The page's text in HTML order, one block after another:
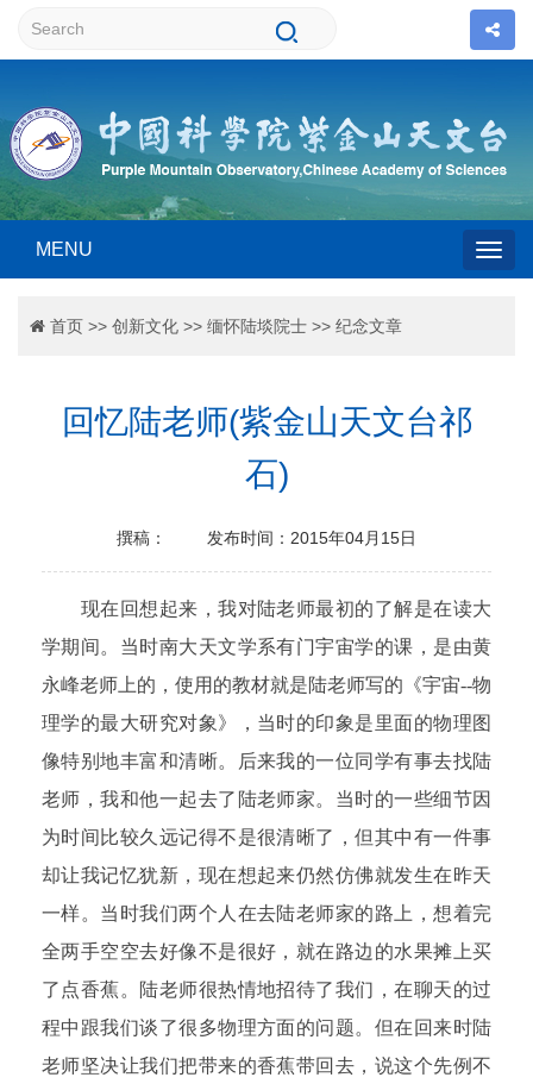
MENU
首页 >> 创新文化 >> 缅怀陆埮院士 >> 纪念文章
回忆陆老师(紫金山天文台祁
石)
撰稿： 发布时间：2015年04月15日
现在回想起来，我对陆老师最初的了解是在读大
学期间。当时南大天文学系有门宇宙学的课，是由黄
永峰老师上的，使用的教材就是陆老师写的《宇宙--物
理学的最大研究对象》，当时的印象是里面的物理图
像特别地丰富和清晰。后来我的一位同学有事去找陆
老师，我和他一起去了陆老师家。当时的一些细节因
为时间比较久远记得不是很清晰了，但其中有一件事
却让我记忆犹新，现在想起来仍然仿佛就发生在昨天
一样。当时我们两个人在去陆老师家的路上，想着完
全两手空空去好像不是很好，就在路边的水果摊上买
了点香蕉。陆老师很热情地招待了我们，在聊天的过
程中跟我们谈了很多物理方面的问题。但在回来时陆
老师坚决让我们把带来的香蕉带回去，说这个先例不